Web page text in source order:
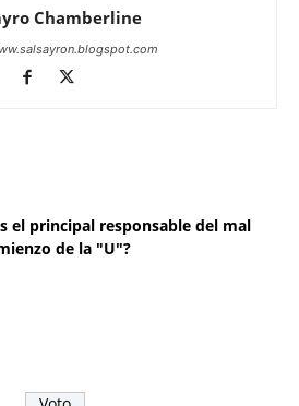
Chamberline
el principal responsable del mal
de la "U"?